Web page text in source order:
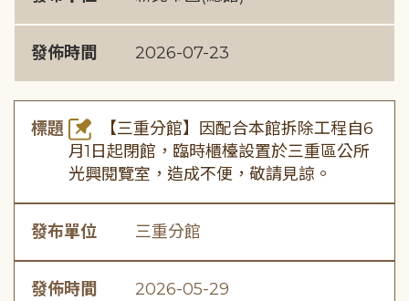
發佈時間 2026-07-23
標題
【三重分館】因配合本館拆除工程自6
月1日起閉館，臨時櫃檯設置於三重區公所
光興閱覽室，造成不便，敬請見諒。
發布單位 三重分館
發佈時間 2026-05-29